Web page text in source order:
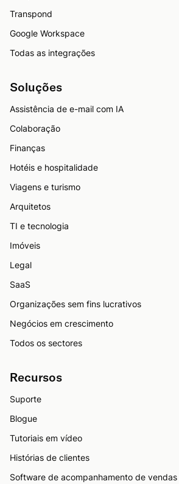
Transpond
Google Workspace
Todas as integrações
Soluções
Assistência de e-mail com IA
Colaboração
Finanças
Hotéis e hospitalidade
Viagens e turismo
Arquitetos
TI e tecnologia
Imóveis
Legal
SaaS
Organizações sem fins lucrativos
Negócios em crescimento
Todos os sectores
Recursos
Suporte
Blogue
Tutoriais em vídeo
Histórias de clientes
Software de acompanhamento de vendas